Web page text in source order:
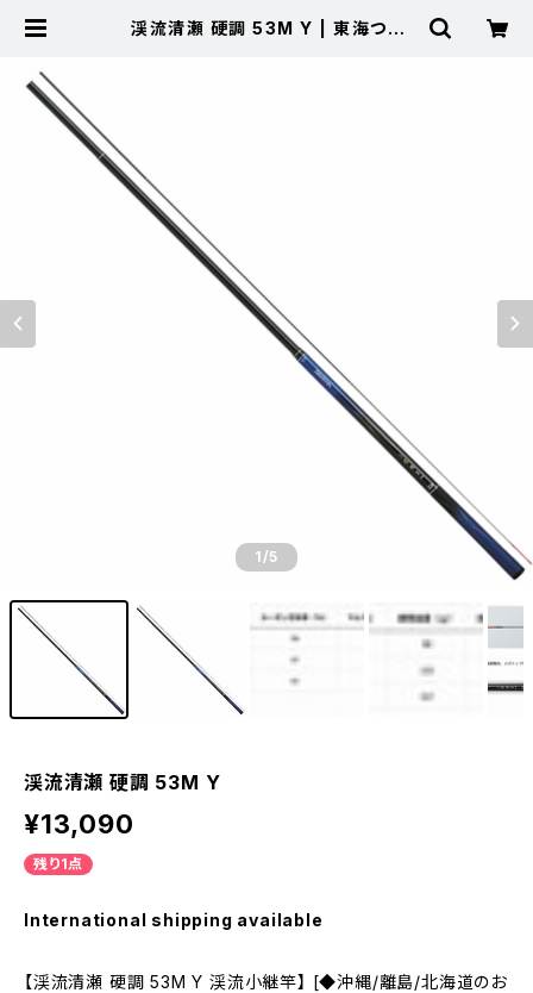
渓流清瀬 硬調 53M Y | 東海つり
1/5
渓流清瀬 硬調 53M Y
¥13,090
残り1点
International shipping available
【渓流清瀬 硬調 53M Y 渓流小継竿】 [◆沖縄/離島/北海道のお